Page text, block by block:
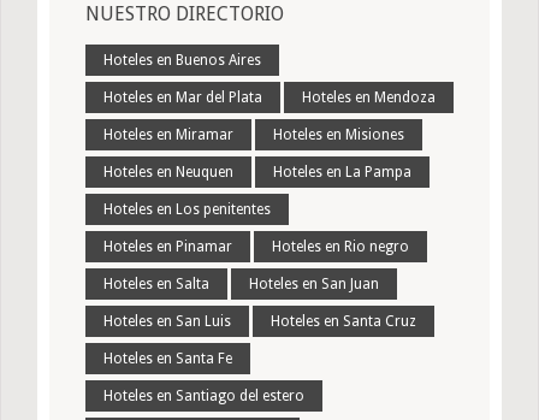
NUESTRO DIRECTORIO
Hoteles en Buenos Aires
Hoteles en Mar del Plata Hoteles en Mendoza
Hoteles en Miramar Hoteles en Misiones
Hoteles en Neuquen Hoteles en La Pampa
Hoteles en Los penitentes
Hoteles en Pinamar Hoteles en Rio negro
Hoteles en Salta Hoteles en San Juan
Hoteles en San Luis Hoteles en Santa Cruz
Hoteles en Santa Fe
Hoteles en Santiago del estero